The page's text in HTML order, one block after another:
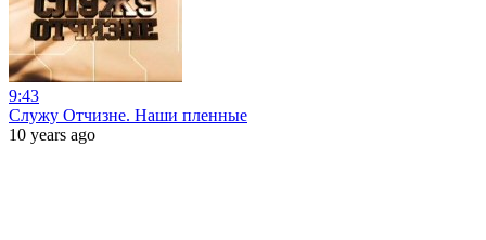
9:43
Служу Отчизне. Наши пленные
10 years ago